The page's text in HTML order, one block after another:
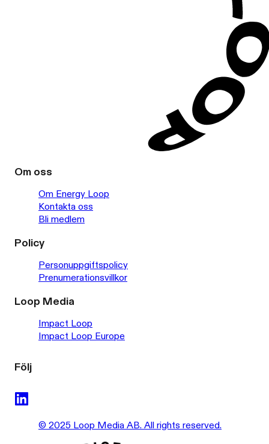
Om oss
Om Energy Loop
Kontakta oss
Bli medlem
Policy
Personuppgiftspolicy
Prenumerationsvillkor
Loop Media
Impact Loop
Impact Loop Europe
Följ
© 2025 Loop Media AB. All rights reserved.